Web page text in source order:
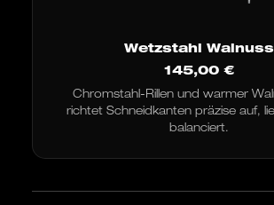
Wetzstahl Walnuss
145,00 €
Chromstahl-Rillen und warmer
richtet Schneidkanten präzise auf,
balanciert.